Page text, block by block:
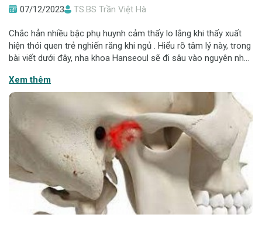
07/12/2023
TS.BS Trần Việt Hà
Chắc hẳn nhiều bậc phụ huynh cảm thấy lo lắng khi thấy xuất
hiện thói quen trẻ nghiến răng khi ngủ . Hiểu rõ tâm lý này, trong
bài viết dưới đây, nha khoa Hanseoul sẽ đi sâu vào nguyên nhân
dân gian hữ
Xem thêm